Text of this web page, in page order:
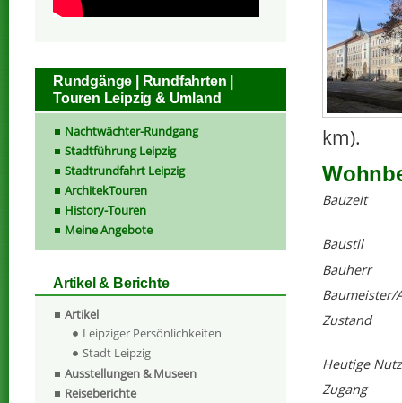
km).
Bauzeit
Baustil
Bauherr
Baumeister/
Zustand
Heutige
Zugang
Rundgänge | Rundfahrten |
Touren Leipzig & Umland
Nachtwächter-Rundgang
Stadtführung Leipzig
Stadtrundfahrt Leipzig
ArchitekTouren
History-Touren
Meine Angebote
Artikel & Berichte
Artikel
Leipziger Persönlichkeiten
Stadt Leipzig
Ausstellungen & Museen
Reiseberichte